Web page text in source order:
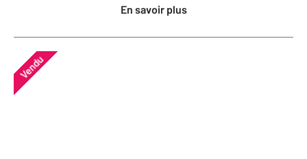
En savoir plus
Vendu